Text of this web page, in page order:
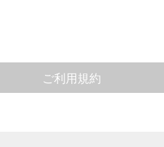
ご利用規約